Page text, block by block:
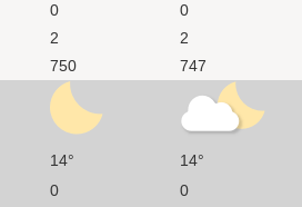
0 0
2 2
750 747
14° 14°
0 0